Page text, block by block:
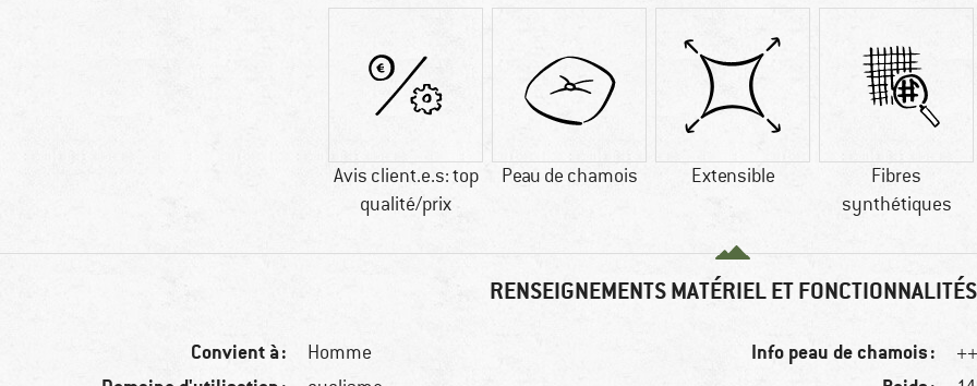
Avis client.e.s: top
qualité/prix
Peau de chamois Extensible
Fibres
synthétiques
RENSEIGNEMENTS MATÉRIEL ET FONCTIONNALITÉS
Convient à : Homme Info peau de chamois :